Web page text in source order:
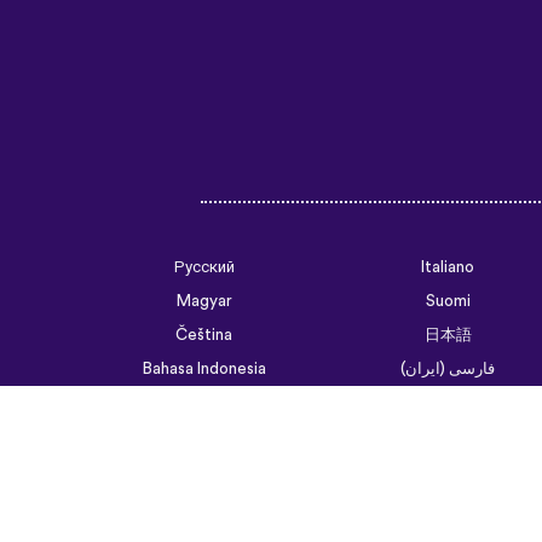
Italiano
Русский
Suomi
Magyar
日本語
Čeština
فارسی (ایران)
Bahasa Indonesia